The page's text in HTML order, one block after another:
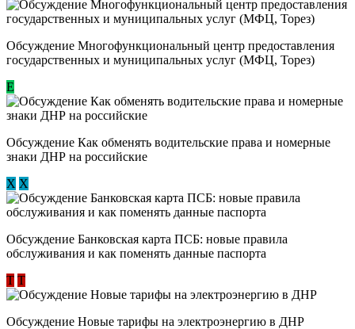
Обсуждение Многофункциональный центр предоставления
государственных и муниципальных услуг (МФЦ, Торез)
E
Обсуждение ​Как обменять водительские права и номерные
знаки ДНР на российские
Х Х
Обсуждение ​Банковская карта ПСБ: новые правила
обслуживания и как поменять данные паспорта
Т Т
Обсуждение Новые тарифы на электроэнергию в ДНР